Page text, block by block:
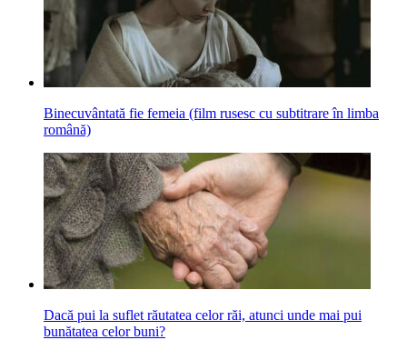
Binecuvântată fie femeia (film rusesc cu subtitrare în limba
română)
Dacă pui la suflet răutatea celor răi, atunci unde mai pui
bunătatea celor buni?